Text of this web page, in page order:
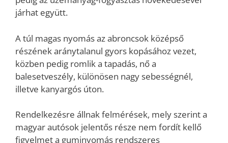
járhat együtt.
A túl magas nyomás az abroncsok középső
részének aránytalanul gyors kopásához vezet,
közben pedig romlik a tapadás, nő a
balesetveszély, különösen nagy sebességnél,
illetve kanyargós úton.
Rendelkezésre állnak felmérések, mely szerint a
magyar autósok jelentős része nem fordít kellő
figyelmet a guminyomás rendszeres